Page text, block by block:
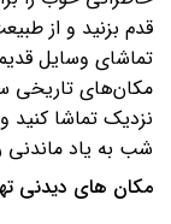
قدم بزنید و از
تماشای وسایل
مکان‌های تاریخی
نزدیک تماشا کنید
شب به یاد ماندنی
مکان های دیدنی